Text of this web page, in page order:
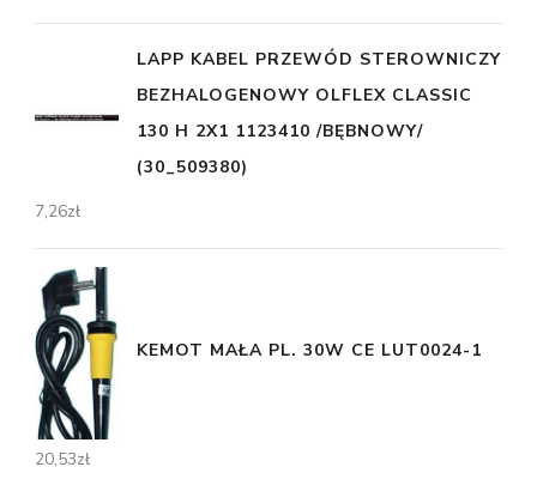
LAPP KABEL PRZEWÓD STEROWNICZY
BEZHALOGENOWY OLFLEX CLASSIC
130 H 2X1 1123410 /BĘBNOWY/
(30_509380)
7,26zł
KEMOT MAŁA PL. 30W CE LUT0024-1
20,53zł